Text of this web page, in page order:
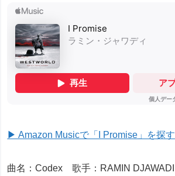
▶ Amazon Musicで「I Promise」を探す
曲名：Codex 歌手：RAMIN DJAWADI